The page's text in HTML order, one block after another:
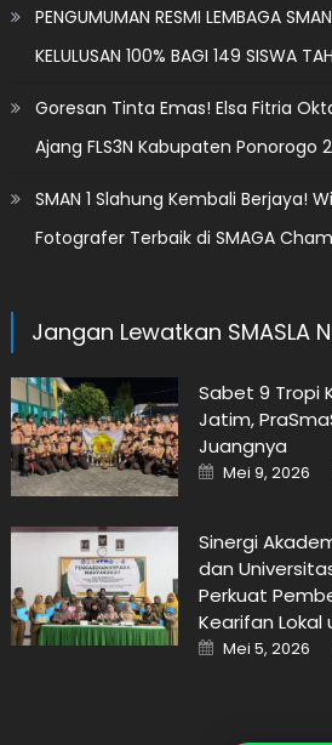
PENGUMUMAN RESMI LEMBAGA
KELULUSAN 100% BAGI 149 SISWA
Goresan Tinta Emas! Elsa Fitria
Ajang FLS3N Kabupaten Ponorogo
SMAN 1 Slahung Kembali Berjaya!
Fotografer Terbaik di SMAGA
Jangan Lewatkan SMASLA
Sabet 9 Tropi
Jatim,
Juangnya
Posted
on
Mei 9, 2026
Sinergi
dan
Perkuat
Kearifan Lokal
Posted
on
Mei 5, 2026